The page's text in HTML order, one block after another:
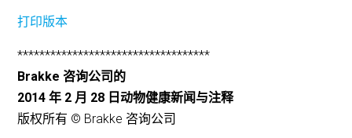
打印版本
***********************************
Brakke 咨询公司的
2014 年 2 月 28 日动物健康新闻与注释
版权所有 © Brakke 咨询公司